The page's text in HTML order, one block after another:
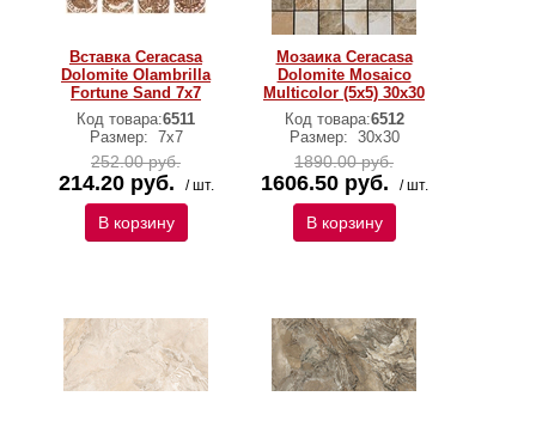
Вставка Ceracasa
Dolomite Olambrilla
Fortune Sand 7x7
Код товара:6511
Размер: 7x7
252.00 руб.
214.20 руб. / шт.
В корзину
Мозаика Ceracasa
Dolomite Mosaico
Multicolor (5x5) 30x30
Код товара:6512
Размер: 30x30
1890.00 руб.
1606.50 руб. / шт.
В корзину